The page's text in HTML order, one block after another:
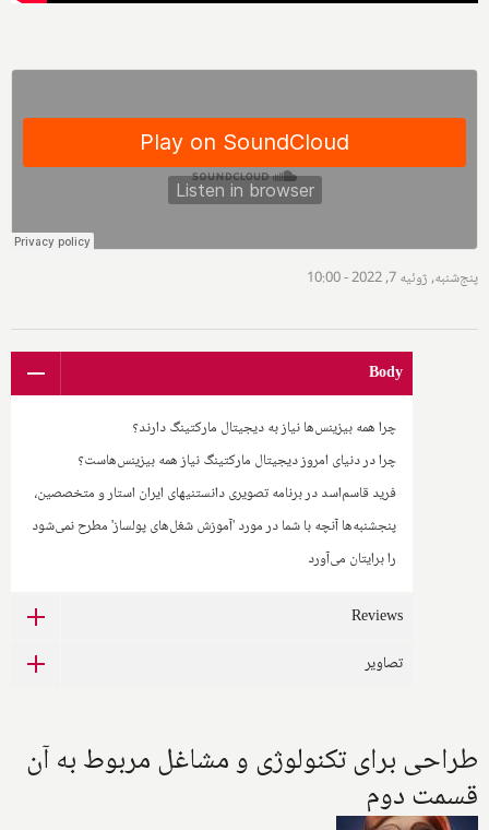
پنج‌شنبه, ژوئیه 7, 2022 - 10:00
Body
چرا همه بیزینس‌ها نیاز به دیجیتال مارکتینگ دارند؟
چرا در دنیای امروز دیجیتال مارکتینگ نیاز همه بیزینس‌هاست؟
فرید قاسم‌اسد در برنامه تصویری دانستنیهای ایران استار و متخصصین،
پنجشنبه‌ها آنچه با شما در مورد 'آموزش شغل‌های پولساز' مطرح نمی‌شود
را برایتان می‌آورد
Reviews
تصاویر
طراحی برای تكنولوژی و مشاغل مربوط به آن
قسمت دوم